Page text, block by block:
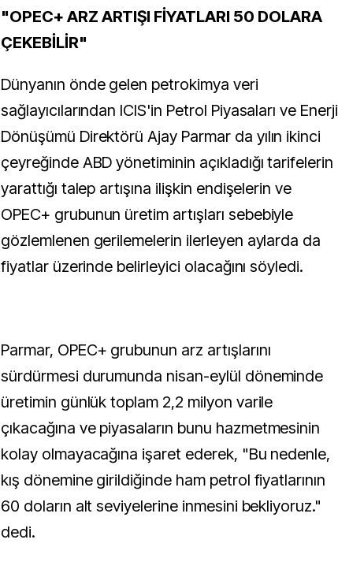
"OPEC+ ARZ ARTIŞI FİYATLARI 50 DOLARA
ÇEKEBİLİR"
Dünyanın önde gelen petrokimya veri
sağlayıcılarından ICIS'in Petrol Piyasaları ve Enerji
Dönüşümü Direktörü Ajay Parmar da yılın ikinci
çeyreğinde ABD yönetiminin açıkladığı tarifelerin
yarattığı talep artışına ilişkin endişelerin ve
OPEC+ grubunun üretim artışları sebebiyle
gözlemlenen gerilemelerin ilerleyen aylarda da
fiyatlar üzerinde belirleyici olacağını söyledi.
Parmar, OPEC+ grubunun arz artışlarını
sürdürmesi durumunda nisan-eylül döneminde
üretimin günlük toplam 2,2 milyon varile
çıkacağına ve piyasaların bunu hazmetmesinin
kolay olmayacağına işaret ederek, "Bu nedenle,
kış dönemine girildiğinde ham petrol fiyatlarının
60 doların alt seviyelerine inmesini bekliyoruz."
dedi.